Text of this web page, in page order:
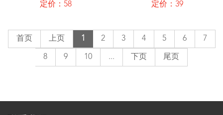
定价：58
定价：39
首页 上页 1 2 3 4 5 6 7
8 9 10 ... 下页 尾页